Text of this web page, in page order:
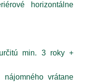
horizontálne
min. 3 roky +
vrátane